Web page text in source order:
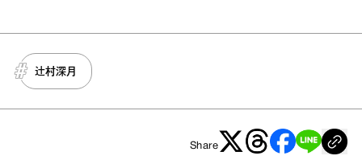
辻村深月
Share